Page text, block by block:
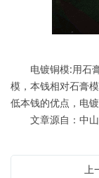
电镀铜模:用石膏
模，本钱相对石膏
低本钱的优点，电
文章源自：中山
上